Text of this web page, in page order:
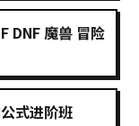
DNF 魔兽 冒险
式进阶班